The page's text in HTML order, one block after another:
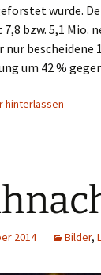
wurde.
bzw. 5,1 Mio.
bescheidene
um 42 %
hinterlassen
2014 Bilder,